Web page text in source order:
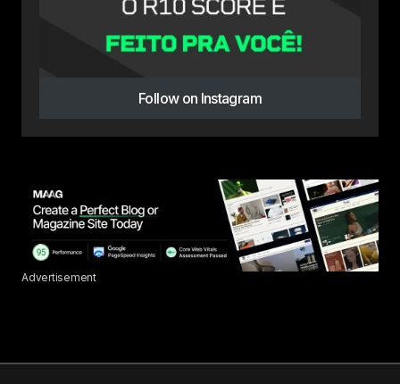
Follow on Instagram
Advertisement